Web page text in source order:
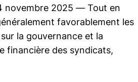
novembre 2025 — Tout en
favorablement les
la gouvernance et la
financière des syndicats,